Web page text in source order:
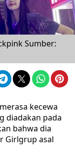
Sumber:
kecewa
diadakan pada
bahwa dia
Girlgrup asal